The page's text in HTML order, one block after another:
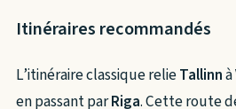
Itinéraires recommandés
L’itinéraire classique relieTallinnà
en passant parRiga. Cette route